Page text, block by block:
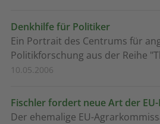
Denkhilfe für Politiker
Ein Portrait des Centrums für
Politikforschung aus der Reihe
10.05.2006
Fischler fordert neue Art der
Der ehemalige EU-